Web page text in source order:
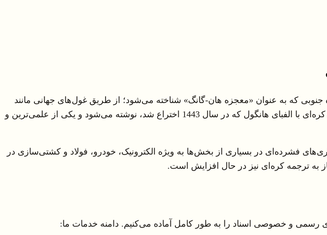
مادری حدود 80 میلیون نفر است. اقتصاد کره جنوبی که به عنوان «معجزه هان-گانگ» شناخته می‌شود؛ از طریق غول‌های جهانی مانند
سامسونگ، ال‌جی، هیوندای، کیا و POSCO در بین بزرگترین اقتصادهای جهان قرار دارد. زبان کره‌ای با الفبای هانگول که در سال 1443 اختراع شد، نوشته می‌شود و یکی از علمی‌ترین و
فشرده‌ای در بسیاری از بخش‌ها به ویژه الکترونیک، خودرو، فولاد و کشتی‌سازی در
به ترجمه کره‌ای نیز در حال افزایش است.